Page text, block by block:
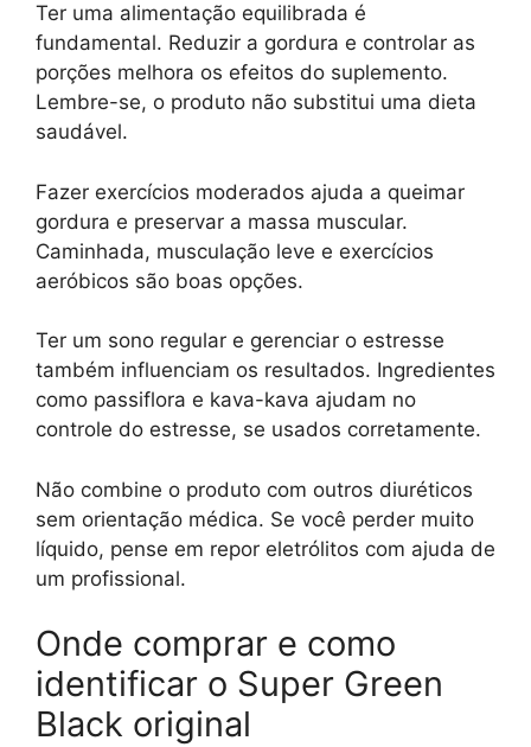
Ter uma alimentação equilibrada é
fundamental. Reduzir a gordura e controlar as
porções melhora os efeitos do suplemento.
Lembre-se, o produto não substitui uma dieta
saudável.
Fazer exercícios moderados ajuda a queimar
gordura e preservar a massa muscular.
Caminhada, musculação leve e exercícios
aeróbicos são boas opções.
Ter um sono regular e gerenciar o estresse
também influenciam os resultados. Ingredientes
como passiflora e kava-kava ajudam no
controle do estresse, se usados corretamente.
Não combine o produto com outros diuréticos
sem orientação médica. Se você perder muito
líquido, pense em repor eletrólitos com ajuda de
um profissional.
Onde comprar e como
identificar o Super Green
Black original